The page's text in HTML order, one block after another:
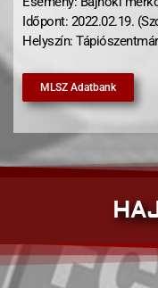
Időpont: 2022.02.19.
Helyszín:
MLSZ Adatbank